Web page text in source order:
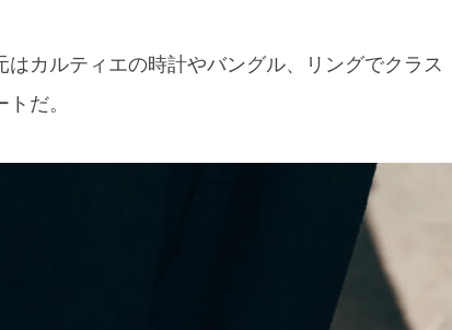
カルティエの時計やバングル、リングでクラス
だ。